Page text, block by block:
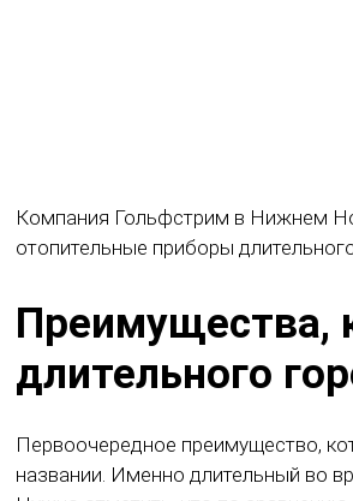
Компания Гольфстрим в Нижнем
отопительные приборы
Преимущества,
длительного
Первоочередное преимущество,
названии. Именно длительный во